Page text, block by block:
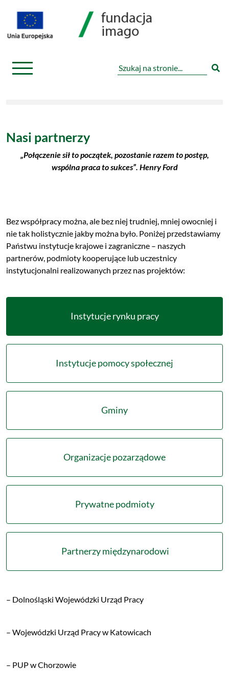
Nasi partnerzy
„Połączenie sił to początek, pozostanie razem to postęp,
wspólna praca to sukces”. Henry Ford
Bez współpracy można, ale bez niej trudniej, mniej owocniej i
nie tak holistycznie jakby można było. Poniżej przedstawiamy
Państwu instytucje krajowe i zagraniczne – naszych
partnerów, podmioty kooperujące lub uczestnicy
instytucjonalni realizowanych przez nas projektów:
Instytucje rynku pracy
Instytucje pomocy społecznej
Gminy
Organizacje pozarządowe
Prywatne podmioty
Partnerzy międzynarodowi
– Dolnośląski Wojewódzki Urząd Pracy
– Wojewódzki Urząd Pracy w Katowicach
– PUP w Chorzowie